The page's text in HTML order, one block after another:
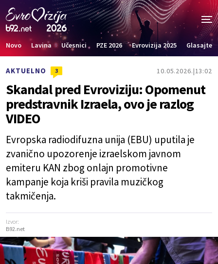
Novo Lavina Učesnici PZE 2026 Evrovizija 2025 Glasajte
AKTUELNO 3 10.05.2026. 13:02
Skandal pred Evroviziju: Opomenut
predstravnik Izraela, ovo je razlog
VIDEO
Evropska radiodifuzna unija (EBU) uputila je
zvanično upozorenje izraelskom javnom
emiteru KAN zbog onlajn promotivne
kampanje koja kriši pravila muzičkog
takmičenja.
Izvor:
B92.net